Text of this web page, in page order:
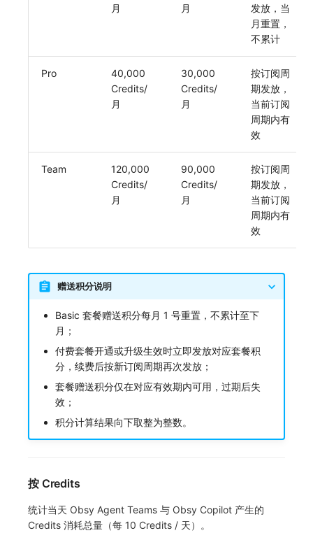
月
月
发放，当
月重置，
不累计
Pro
40,000
Credits/
月
30,000
Credits/
月
按订阅周
期发放，
当前订阅
周期内有
效
Team
120,000
Credits/
月
90,000
Credits/
月
按订阅周
期发放，
当前订阅
周期内有
效
赠送积分说明
Basic 套餐赠送积分每月 1 号重置，不累计至下
月；
付费套餐开通或升级生效时立即发放对应套餐积
分，续费后按新订阅周期再次发放；
套餐赠送积分仅在对应有效期内可用，过期后失
效；
积分计算结果向下取整为整数。
按 Credits
统计当天 Obsy Agent Teams 与 Obsy Copilot 产生的
Credits 消耗总量（每 10 Credits / 天）。